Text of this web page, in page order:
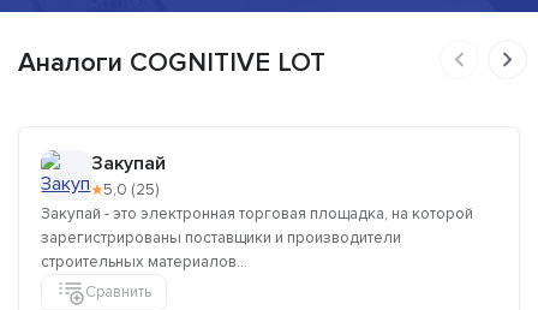
Аналоги COGNITIVE LOT
Закупай
★5,0 (25)
Закупай - это электронная торговая площадка, на которой
зарегистрированы поставщики и производители
строительных материалов...
Сравнить